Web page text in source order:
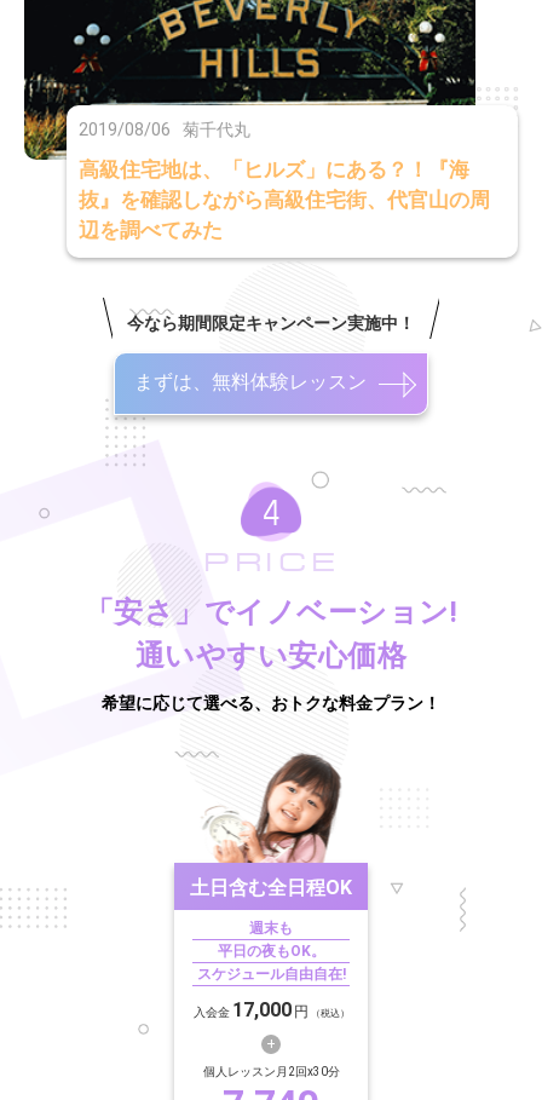
2019/08/06 菊千代丸
高級住宅地は、「ヒルズ」にある？！『海
抜』を確認しながら高級住宅街、代官山の周
辺を調べてみた
今なら期間限定キャンペーン実施中！
まずは、無料体験レッスン
PRICE
「安さ」でイノベーション!
通いやすい安心価格
希望に応じて選べる、おトクな料金プラン！
土日含む全日程OK
週末も
平日の夜もOK。
スケジュール自由自在!
入会金 17,000 円 （税込）
個人レッスン月2回x30分